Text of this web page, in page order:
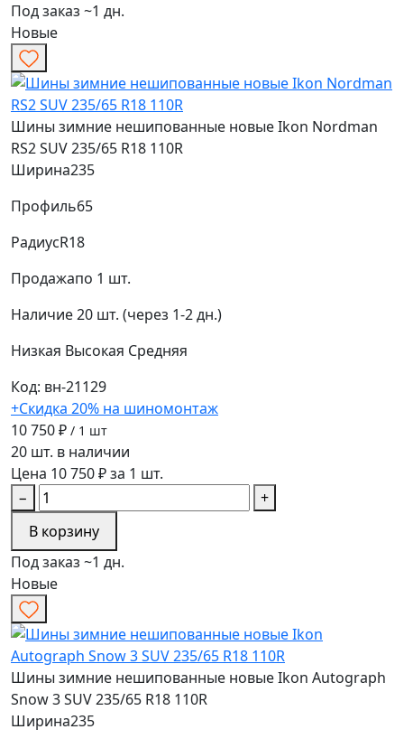
Под заказ ~1 дн.
Новые
Шины зимние нешипованные новые Ikon Nordman
RS2 SUV 235/65 R18 110R
Ширина235
Профиль65
РадиусR18
Продажапо 1 шт.
Наличие20 шт. (через 1-2 дн.)
Низкая Высокая Средняя
Код: вн-21129
+Скидка 20% на шиномонтаж
10 750 ₽ / 1 шт
20 шт. в наличии
Цена 10 750 ₽ за 1 шт.
−
+
В корзину
Под заказ ~1 дн.
Новые
Шины зимние нешипованные новые Ikon Autograph
Snow 3 SUV 235/65 R18 110R
Ширина235